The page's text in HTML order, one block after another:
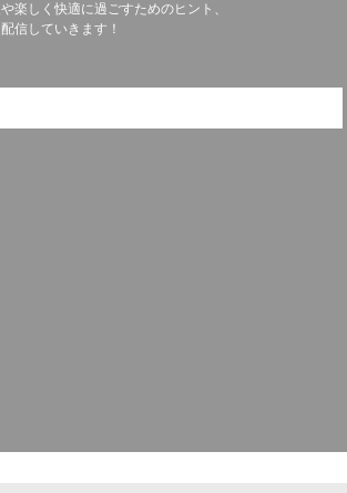
楽しく快適に過ごすためのヒント、
信していきます！